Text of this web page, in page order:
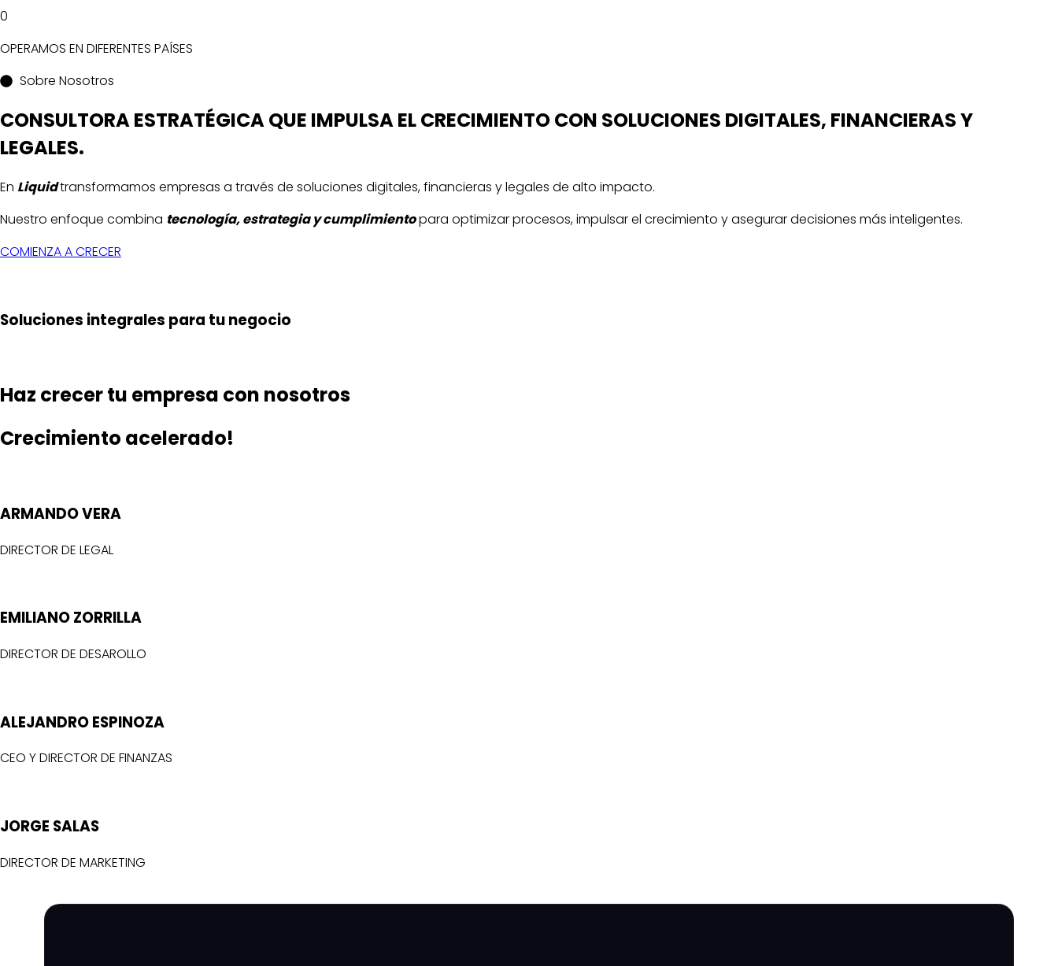
0
OPERAMOS EN DIFERENTES PAÍSES
Sobre Nosotros
CONSULTORA ESTRATÉGICA QUE IMPULSA EL CRECIMIENTO CON SOLUCIONES DIGITALES, FINANCIERAS Y
LEGALES.
En Liquidtransformamos empresas a través de soluciones digitales, financieras y legales de alto impacto.
Nuestro enfoque combina tecnología, estrategia y cumplimientopara optimizar procesos, impulsar el crecimiento y asegurar decisiones más inteligentes.
COMIENZA A CRECER
Soluciones integrales para tu negocio
Haz crecer tu empresa con nosotros
Crecimiento acelerado!
ARMANDO VERA
DIRECTOR DE LEGAL​
EMILIANO ZORRILLA
DIRECTOR DE DESAROLLO
ALEJANDRO ESPINOZA
CEO Y DIRECTOR DE FINANZAS
JORGE SALAS
DIRECTOR DE MARKETING